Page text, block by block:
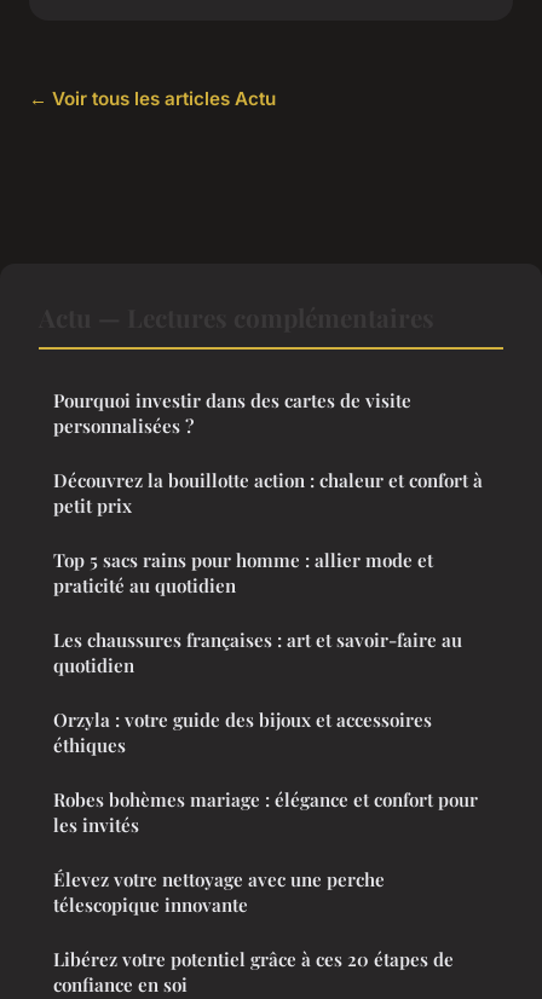
← Voir tous les articles Actu
Pourquoi investir dans des cartes de visite
personnalisées ?
Découvrez la bouillotte action : chaleur et confort à
petit prix
Top 5 sacs rains pour homme : allier mode et
praticité au quotidien
Les chaussures françaises : art et savoir-faire au
quotidien
Orzyla : votre guide des bijoux et accessoires
éthiques
Robes bohèmes mariage : élégance et confort pour
les invités
Élevez votre nettoyage avec une perche
télescopique innovante
Libérez votre potentiel grâce à ces 20 étapes de
confiance en soi